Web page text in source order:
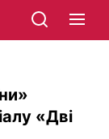
«Дві